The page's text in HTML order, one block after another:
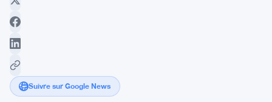
Suivre sur Google News